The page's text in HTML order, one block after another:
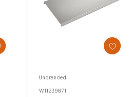
Unbranded
W11239671